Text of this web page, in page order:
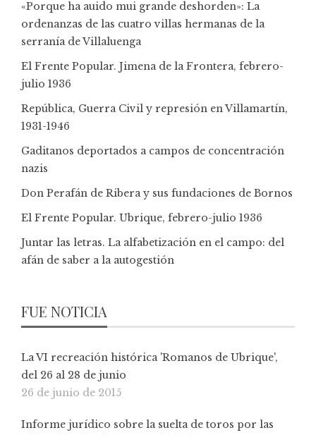
«Porque ha auido mui grande deshorden»: La
ordenanzas de las cuatro villas hermanas de la
serranía de Villaluenga
El Frente Popular. Jimena de la Frontera, febrero-
julio 1936
República, Guerra Civil y represión en Villamartín,
1931-1946
Gaditanos deportados a campos de concentración
nazis
Don Perafán de Ribera y sus fundaciones de Bornos
El Frente Popular. Ubrique, febrero-julio 1936
Juntar las letras. La alfabetización en el campo: del
afán de saber a la autogestión
FUE NOTICIA
La VI recreación histórica 'Romanos de Ubrique',
del 26 al 28 de junio
26 de junio de 2015
Informe jurídico sobre la suelta de toros por las